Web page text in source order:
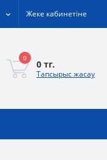
Жеке кабинетіне
0
0 тг.
Тапсырыс жасау